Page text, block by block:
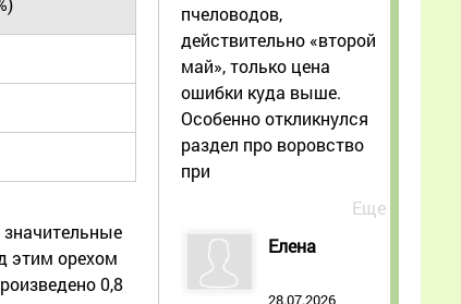
этим орехом
0,8
пчеловодов,
действительно «второй
май», только цена
ошибки куда выше.
Особенно откликнулся
раздел про воровство
при
Еще
Елена
28.07.2026